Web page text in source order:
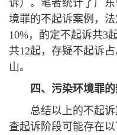
诉）。笔者统计了广
境罪的不起诉案例，
10%，酌定不起诉共3
共12起，存疑不起诉
山。
四 、 污染环境罪
总结以上的不起
查起诉阶段可能存在以